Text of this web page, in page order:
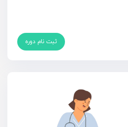
ثبت نام دوره